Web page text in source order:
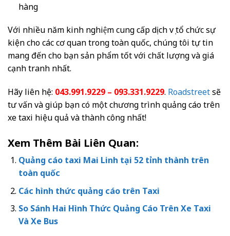
hàng
Với nhiều năm kinh nghiệm cung cấp dịch vụ tổ chức sự
kiện cho các cơ quan trong toàn quốc, chúng tôi tự tin
mang đến cho bạn sản phẩm tốt với chất lượng và giá
cạnh tranh nhất.
Hãy liên hệ: 043.991.9229 – 093.331.9229. Roadstreetsẽ
tư vấn và giúp bạn có một chương trình quảng cáo trên
xe taxi hiệu quả và thành công nhất!
Xem Thêm Bài Liên Quan:
Quảng cáo taxi Mai Linh tại 52 tỉnh thành trên
toàn quốc
Các hình thức quảng cáo trên Taxi
So Sánh Hai Hình Thức Quảng Cáo Trên Xe Taxi
Và Xe Bus